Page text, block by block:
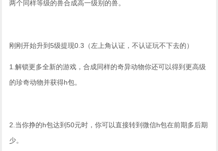
两个同样等级的兽合成高一级别的兽。
刚刚开始升到5级提现0.3（左上角认证，不认证玩不下去的）
1.解锁更多全新的游戏，合成同样的奇异动物你还可以得到更高级
的珍奇动物并获得h包。
2.当你挣的h包达到50元时，你可以直接转到微信h包在前期多后期
少。